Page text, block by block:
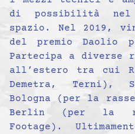
di possibilità nel
spazio. Nel 2019,
del premio Daolio
Partecipa a diverse
all’estero tra cui
Demetra, Terni),
Bologna (per la
Berlin (per la
Footage).